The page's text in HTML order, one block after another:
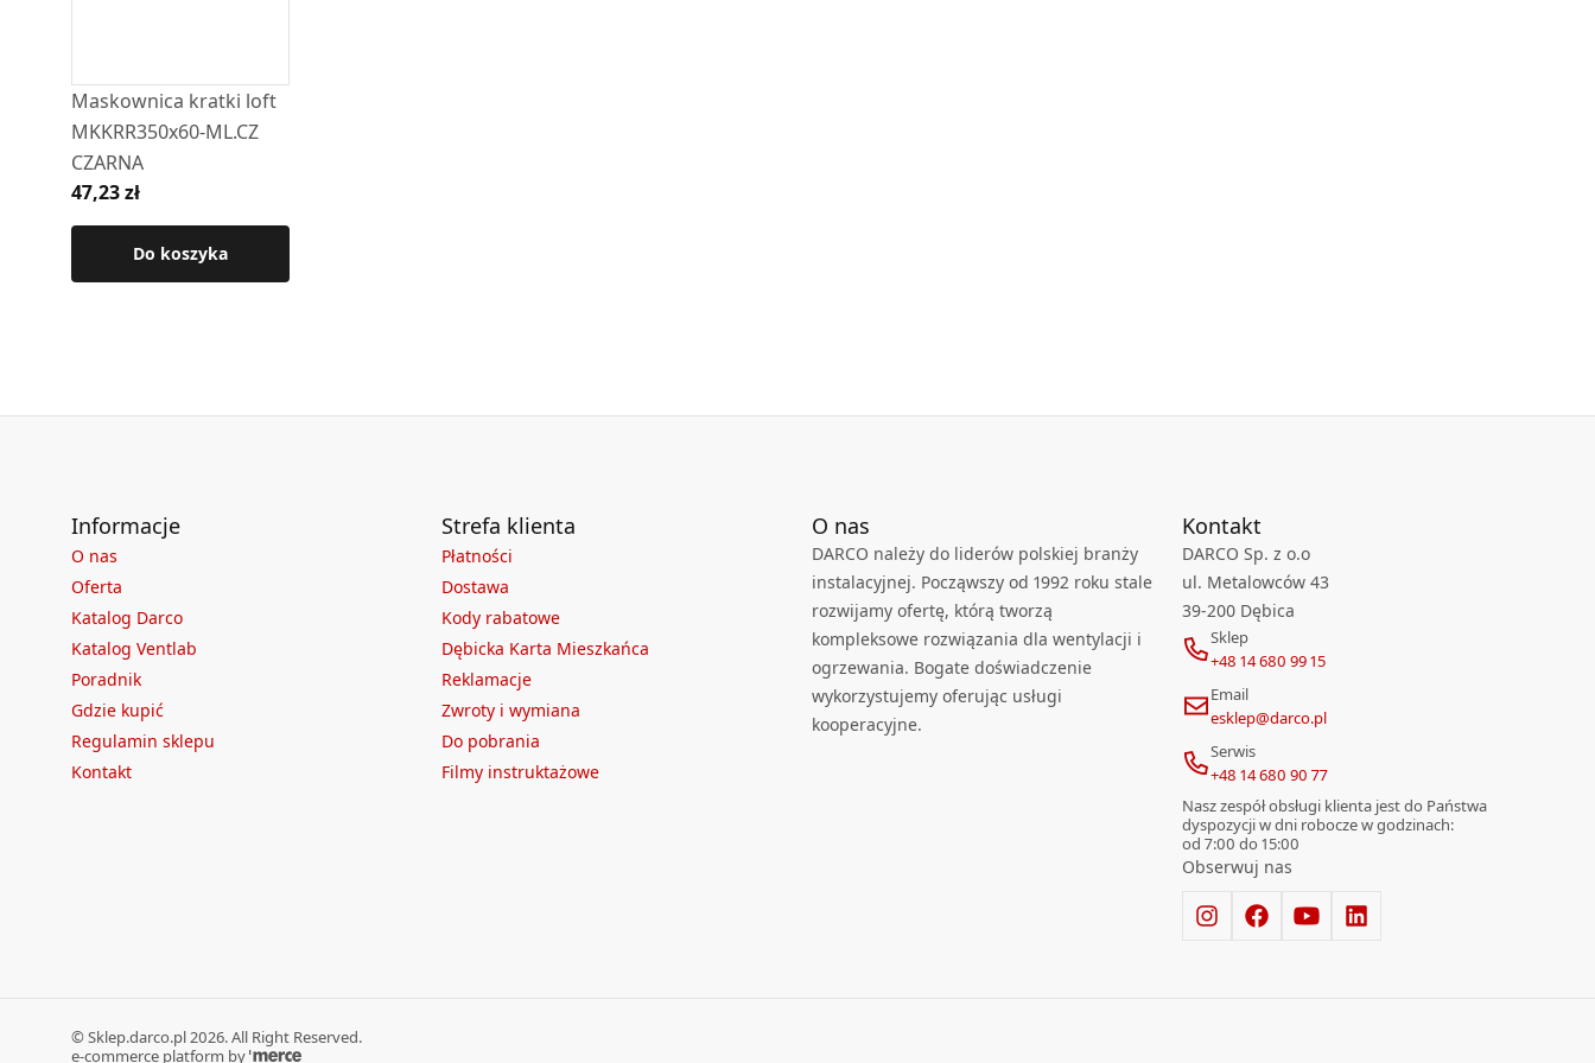
Maskownica kratki loft
MKKRR350x60-ML.CZ
CZARNA
47,23 zł
Do koszyka
Informacje
O nas
Oferta
Katalog Darco
Katalog Ventlab
Poradnik
Gdzie kupić
Regulamin sklepu
Kontakt
Strefa klienta
Płatności
Dostawa
Kody rabatowe
Dębicka Karta Mieszkańca
Reklamacje
Zwroty i wymiana
Do pobrania
Filmy instruktażowe
O nas
DARCO należy do liderów polskiej branży
instalacyjnej. Począwszy od 1992 roku stale
rozwijamy ofertę, którą tworzą
kompleksowe rozwiązania dla wentylacji i
ogrzewania. Bogate doświadczenie
wykorzystujemy oferując usługi
kooperacyjne.
Kontakt
DARCO Sp. z o.o
ul. Metalowców 43
39-200 Dębica
Sklep
+48 14 680 99 15
Email
esklep@darco.pl
Serwis
+48 14 680 90 77
Nasz zespół obsługi klienta jest do Państwa
dyspozycji w dni robocze w godzinach:
od 7:00 do 15:00
Obserwuj nas
© Sklep.darco.pl 2026. All Right Reserved.
e-commerce platform by